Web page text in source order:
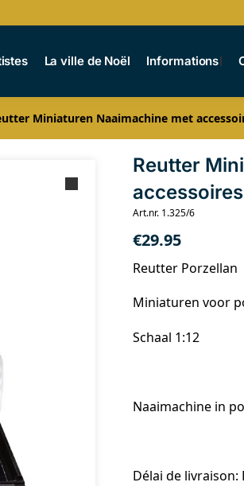
La ville de Noël Informations
Miniaturen Naaimachine met
Reutter
accessoires
Art.nr. 1.325/6
€29.95
Reutter Porzellan
Miniaturen voor
Schaal 1:12
Naaimachine in
Délai de livraison: